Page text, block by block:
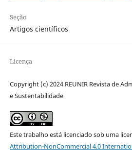
Seção
Artigos científicos
Licença
Copyright (c) 2024 REUNIR Revista de
e Sustentabilidade
Este trabalho está licenciado sob uma
Attribution-NonCommercial 4.0